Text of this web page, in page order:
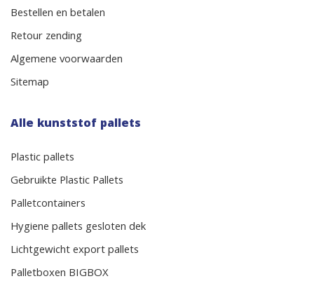
Bestellen en betalen
Retour zending
Algemene voorwaarden
Sitemap
Alle kunststof pallets
Plastic pallets
Gebruikte Plastic Pallets
Palletcontainers
Hygiene pallets gesloten dek
Lichtgewicht export pallets
Palletboxen BIGBOX